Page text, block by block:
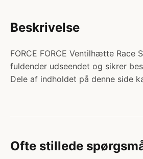
Beskrivelse
FORCE FORCE Ventilhætte
fuldender udseendet og sikrer
Dele af indholdet på denne side
Ofte stillede